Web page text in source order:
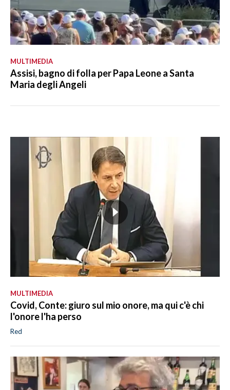
MULTIMEDIA
Assisi, bagno di folla per Papa Leone a Santa
Maria degli Angeli
MULTIMEDIA
Covid, Conte: giuro sul mio onore, ma qui c'è chi
l'onore l'ha perso
Red